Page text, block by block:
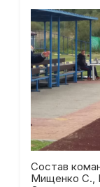
Состав
Мищенко С.,